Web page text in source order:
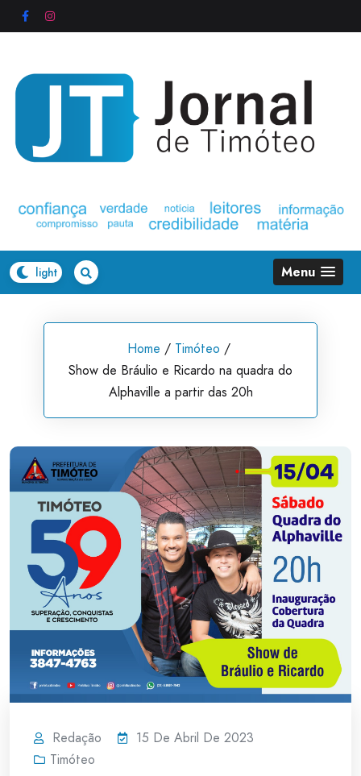
to
Menu
Home / Timóteo /
Show de Bráulio e Ricardo na quadra do
Alphaville a partir das 20h
Redação
15 De Abril De 2023
Timóteo